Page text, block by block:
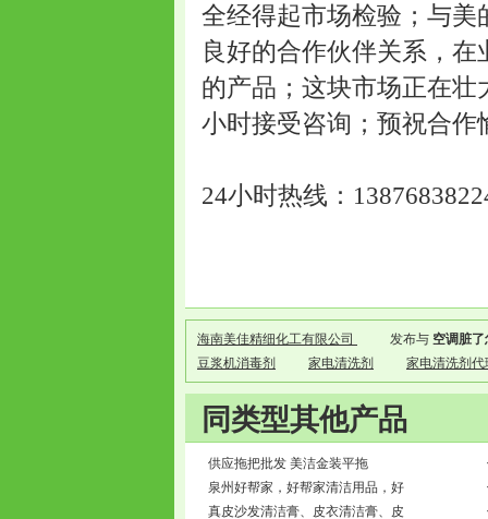
全经得起市场检验；与
良好的合作伙伴关系，
的产品；这块市场正在
小时接受咨询；预祝合作
24小时热线：
海南美佳精细化工有限公司 发布与 空调脏
豆浆机消毒剂
家电清洗剂 家电清洗剂代
同类型其他产品
供应拖把批发 美洁金装平拖
泉州好帮家，好帮家清洁用品，好
真皮沙发清洁膏、皮衣清洁膏、皮